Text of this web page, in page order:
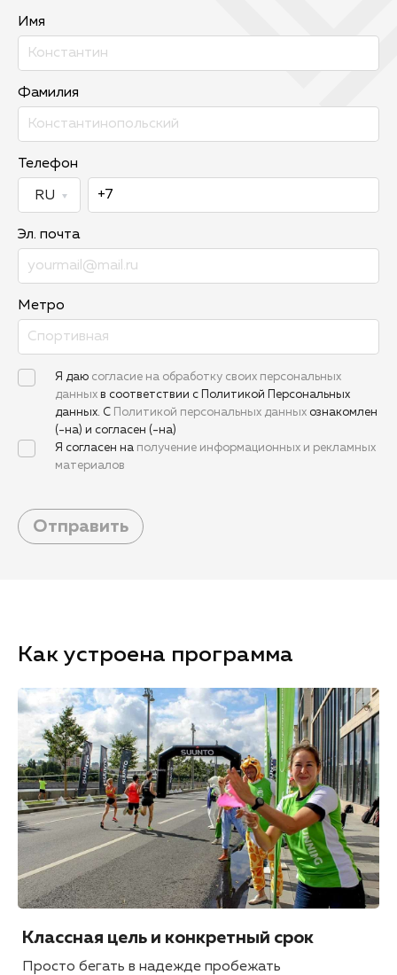
Имя
Фамилия
Телефон
Эл. почта
Метро
Я даю согласие на обработку своих персональных
данных в соответствии с Политикой Персональных
данных. С
Политикой персональных данных ознакомлен
(-на) и согласен (-на)
Я согласен на получение информационных и рекламных
материалов
Отправить
Как устроена программа
Классная цель и конкретный срок
Просто бегать в надежде пробежать